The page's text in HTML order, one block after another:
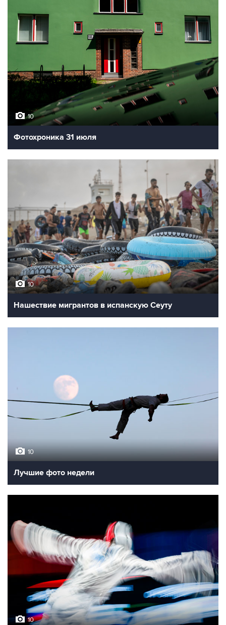
10
Фотохроника 31 июля
10
Нашествие мигрантов в испанскую Сеуту
10
Лучшие фото недели
10